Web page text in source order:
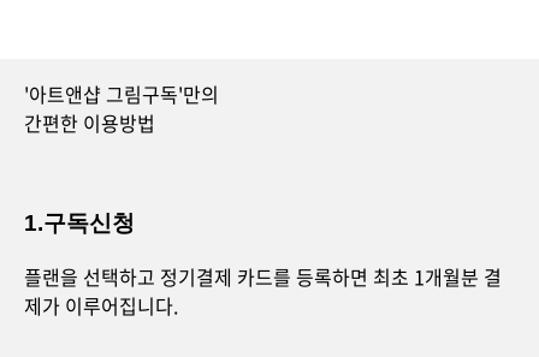
'아트앤샵 그림구독'만의
간편한 이용방법
1.구독신청
플랜을 선택하고 정기결제 카드를 등록하면 최초 1개월분 결
제가 이루어집니다.